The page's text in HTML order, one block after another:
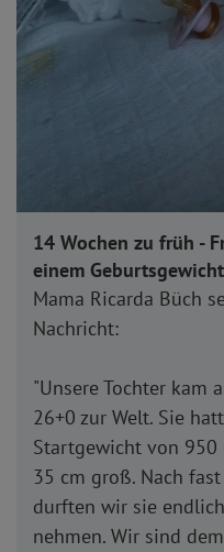
14 Wochen zu früh -
einem
Mama Ricarda Büch
Nachricht:
"Unsere Tochter kam
26+0 zur Welt. Sie
Startgewicht von 950
35 cm groß. Nach
durften wir sie
nehmen. Wir sind